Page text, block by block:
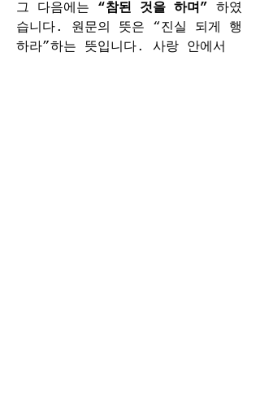
그 다음에는 “참된 것을 하며”
하였
습니다. 원문의 뜻은 “진실 되게 행
하라”하는 뜻입니다. 사랑 안에서